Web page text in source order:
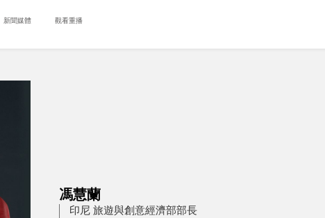
新聞媒體 觀看重播
馮慧蘭
印尼 旅遊與創意經濟部部長